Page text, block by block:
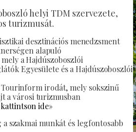
helyi TDM szervezete,
turizmusát.
desztinációs menedzsment
alapuló
a Hajdúszoboszlói
Egyesülete és a Hajdúszoboszlói
irodát, mely sokszinű
a városi turizmusban
ide»
szakmai munkát és legfontosabb